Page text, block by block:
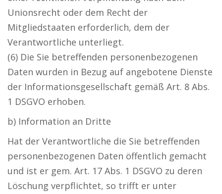
Unionsrecht oder dem Recht der
Mitgliedstaaten erforderlich, dem der
Verantwortliche unterliegt.
(6) Die Sie betreffenden personenbezogenen
Daten wurden in Bezug auf angebotene Dienste
der Informationsgesellschaft gemäß Art. 8 Abs.
1 DSGVO erhoben.
b) Information an Dritte
Hat der Verantwortliche die Sie betreffenden
personenbezogenen Daten öffentlich gemacht
und ist er gem. Art. 17 Abs. 1 DSGVO zu deren
Löschung verpflichtet, so trifft er unter